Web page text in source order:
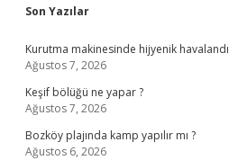
Sidebar
Son Yazılar
Kurutma makinesinde hijyenik
Ağustos 7, 2026
Keşif bölüğü ne yapar ?
Ağustos 7, 2026
Bozköy plajında kamp yapılır mı ?
Ağustos 6, 2026